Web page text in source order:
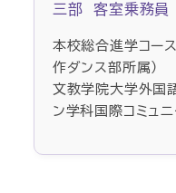
三部 客室乗務員
本校総合進学コー
作ダンス部所属）
文教学院大学外国
ン学科国際コミュ